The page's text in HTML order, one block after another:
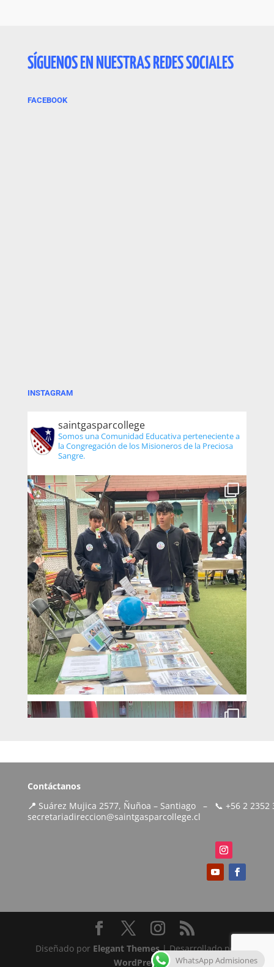
SÍGUENOS EN NUESTRAS REDES SOCIALES
FACEBOOK
INSTAGRAM
saintgasparcollege
Somos una Comunidad Educativa perteneciente a
la Congregación de los Misioneros de la Preciosa
Sangre.
Contáctanos
📍 Suárez Mujica 2577, Ñuñoa – Santiago – 📞 +56 2
secretariadireccion@saintgasparcollege.cl
Diseñado por Elegant Themes| Desarrollado por
WordPress
WhatsApp Admisiones